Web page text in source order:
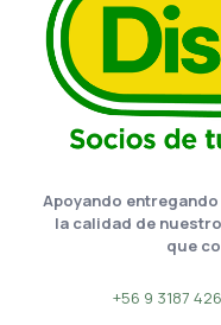
Apoyando
la calidad de
que
+56 9 3187